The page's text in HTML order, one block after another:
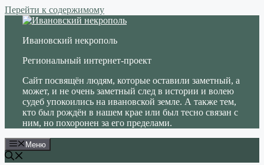
Перейти к содержимому
Ивановский некрополь
Региональный интернет-проект
Сайт посвящён людям, которые оставили заметный, а
может, и не очень заметный след в истории и волею
судеб упокоились на ивановской земле. А также тем,
кто был рождён в нашем крае или был тесно связан с
ним, но похоронен за его пределами.
Меню